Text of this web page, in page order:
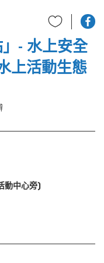
」- 水上安全
上活動生態
動中心旁)